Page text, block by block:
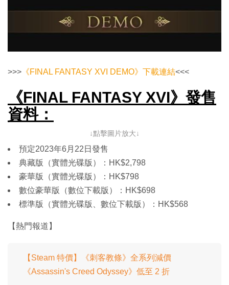
>>> 《FINAL FANTASY XVI DEMO》下載連結<<<
《FINAL FANTASY XVI》發售
資料：
↓點擊圖片放大↓
預定2023年6月22日發售
典藏版（實體光碟版）：HK$2,798
豪華版（實體光碟版）：HK$798
數位豪華版（數位下載版）：HK$698
標準版（實體光碟版、數位下載版）：HK$568
【熱門報道】
【Steam 特價】《刺客教條》全系列減價
《Assassin's Creed Odyssey》低至 2 折